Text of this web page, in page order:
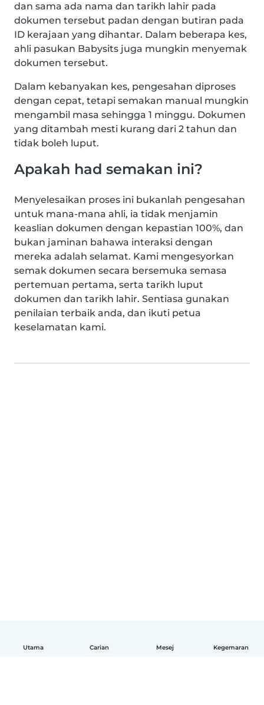
Utama Carian Mesej Kegemaran
dan sama ada nama dan tarikh lahir pada
dokumen tersebut padan dengan butiran pada
ID kerajaan yang dihantar. Dalam beberapa kes,
ahli pasukan Babysits juga mungkin menyemak
dokumen tersebut.
Dalam kebanyakan kes, pengesahan diproses
dengan cepat, tetapi semakan manual mungkin
mengambil masa sehingga 1 minggu. Dokumen
yang ditambah mesti kurang dari 2 tahun dan
tidak boleh luput.
Apakah had semakan ini?
Menyelesaikan proses ini bukanlah pengesahan
untuk mana-mana ahli, ia tidak menjamin
keaslian dokumen dengan kepastian 100%, dan
bukan jaminan bahawa interaksi dengan
mereka adalah selamat. Kami mengesyorkan
semak dokumen secara bersemuka semasa
pertemuan pertama, serta tarikh luput
dokumen dan tarikh lahir. Sentiasa gunakan
penilaian terbaik anda, dan ikuti petua
keselamatan kami.